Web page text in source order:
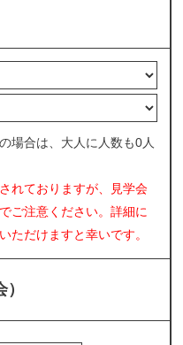
場合は、大人に人数も0人
れておりますが、見学会
ご注意ください。詳細に
ただけますと幸いです。